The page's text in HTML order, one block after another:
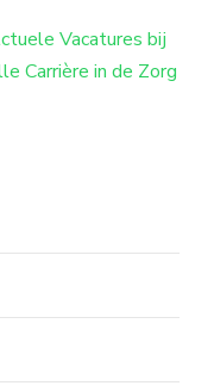
Vacatures bij
Carrière in de Zorg